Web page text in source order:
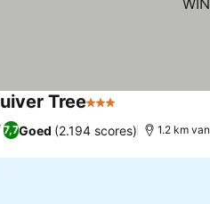
Tree3 Sterren
7,7Goed (2.194 scores) 1.2 km